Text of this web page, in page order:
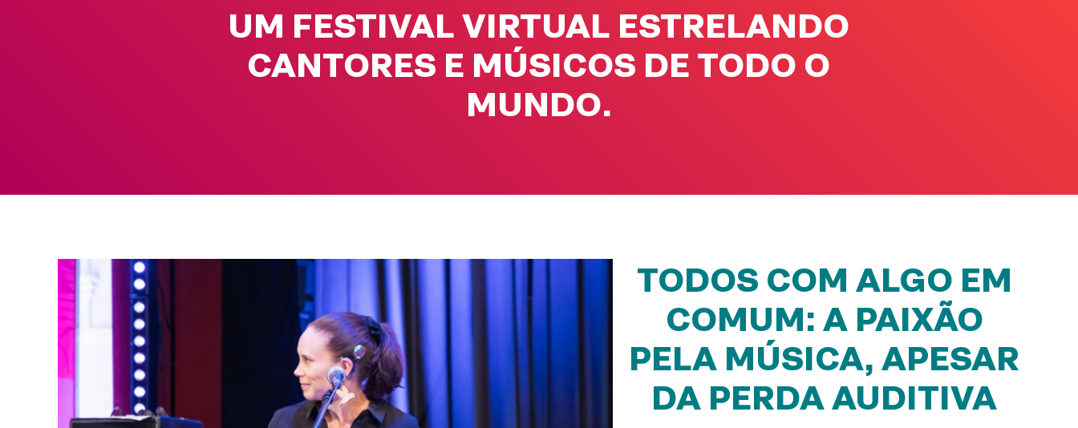
UM FESTIVAL VIRTUAL ESTRELANDO
CANTORES E MÚSICOS DE TODO O
MUNDO.
TODOS COM ALGO EM
COMUM: A PAIXÃO
PELA MÚSICA, APESAR
DA PERDA AUDITIVA